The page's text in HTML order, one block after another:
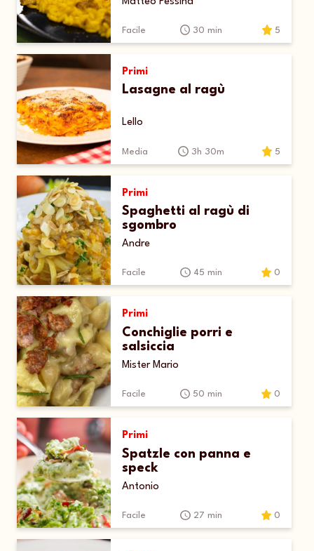
Facile 30 min 5
Primi
Lasagne al ragù
Lello
Media 3h 30m 5
Primi
Spaghetti al ragù di
sgombro
Andre
Facile 45 min 0
Primi
Conchiglie porri e
salsiccia
Mister Mario
Facile 50 min 0
Primi
Spatzle con panna e
speck
Antonio
Facile 27 min 0